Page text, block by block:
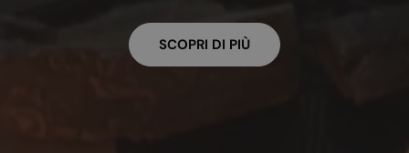
SCOPRI DI PIÙ